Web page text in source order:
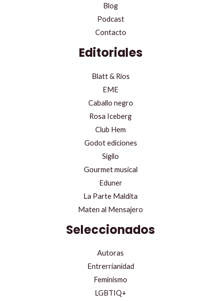
Blog
Podcast
Contacto
Editoriales
Blatt & Rios
EME
Caballo negro
Rosa Iceberg
Club Hem
Godot ediciones
Sigilo
Gourmet musical
Eduner
La Parte Maldita
Maten al Mensajero
Seleccionados
Autoras
Entrerrianidad
Feminismo
LGBTIQ+